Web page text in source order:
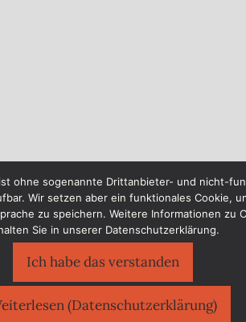
ohne sogenannte Drittanbieter- und nicht-
Wir setzen aber ein funktionales Cookie,
zu speichern. Weitere Informationen zu
Sie in unserer Datenschutzerklärung.
Ich habe das verstanden
(Datenschutzerklärung)